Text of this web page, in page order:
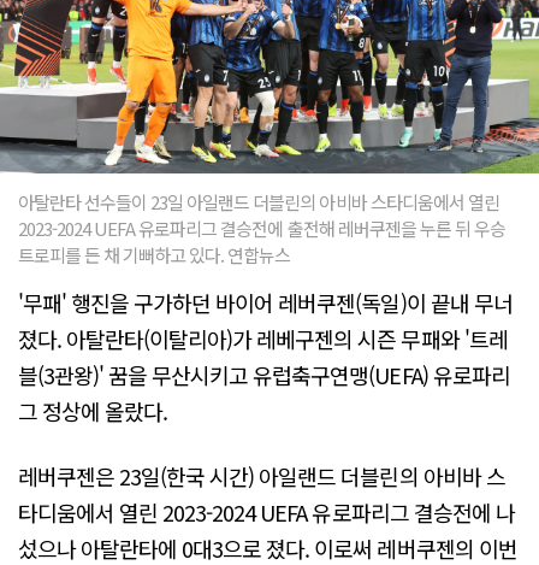
아탈란타 선수들이 23일 아일랜드 더블린의 아비바 스타디움에서 열린
2023-2024 UEFA 유로파리그 결승전에 출전해 레버쿠젠을 누른 뒤 우승
트로피를 든 채 기뻐하고 있다. 연합뉴스
'무패' 행진을 구가하던 바이어 레버쿠젠(독일)이 끝내 무너
졌다. 아탈란타(이탈리아)가 레베구젠의 시즌 무패와 '트레
블(3관왕)' 꿈을 무산시키고 유럽축구연맹(UEFA) 유로파리
그 정상에 올랐다.
레버쿠젠은 23일(한국 시간) 아일랜드 더블린의 아비바 스
타디움에서 열린 2023-2024 UEFA 유로파리그 결승전에 나
섰으나 아탈란타에 0대3으로 졌다. 이로써 레버쿠젠의 이번